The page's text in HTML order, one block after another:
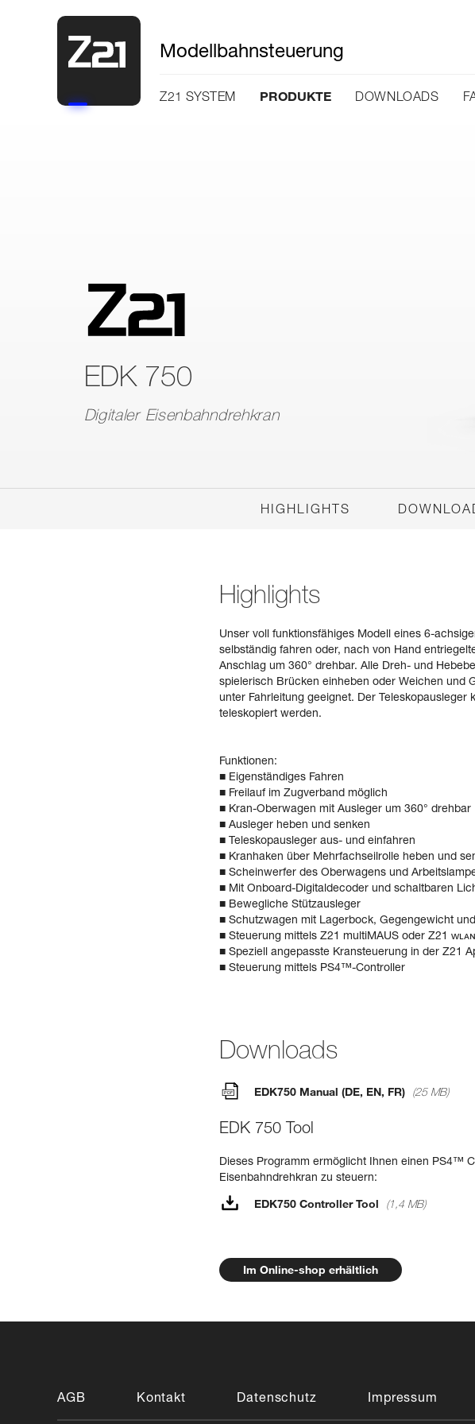
Modellbahnsteuerung
Z21 SYSTEM PRODUKTE DOWNLOADS
EDK 750
Digitaler Eisenbahndrehkran
HIGHLIGHTS
Highlights
Unser voll funktionsfähiges Modell eines 6-
selbständig fahren oder, nach von Hand
Anschlag um 360° drehbar. Alle Dreh- und
spielerisch Brücken einheben oder Weichen und
unter Fahrleitung geeignet. Der
teleskopiert werden.
Funktionen:
■ Eigenständiges Fahren
■ Freilauf im Zugverband möglich
■ Kran-Oberwagen mit Ausleger um 360° drehbar
■ Ausleger heben und senken
■ Teleskopausleger aus- und einfahren
■ Kranhaken über Mehrfachseilrolle heben und
■ Scheinwerfer des Oberwagens und
■ Mit Onboard-Digitaldecoder und schaltbaren
■ Bewegliche Stützausleger
■ Schutzwagen mit Lagerbock, Gegengewicht
■ Steuerung mittels Z21 multiMAUS oder Z21
■ Speziell angepasste Kransteuerung in der Z21
■ Steuerung mittels PS4™-Controller
Downloads
EDK750 Manual (DE, EN, FR) (25 MB)
EDK 750 Tool
Dieses Programm ermöglicht Ihnen einen PS4™
Eisenbahndrehkran zu steuern:
EDK750 Controller Tool (1,4 MB)
Im Online-shop erhältlich
AGB Kontakt Datenschutz Impressum